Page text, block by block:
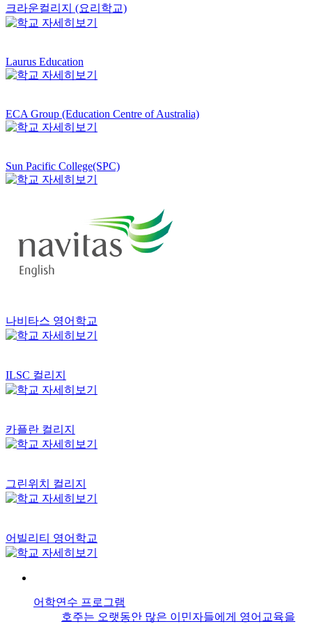
크라운컬리지 (요리학교)
Laurus Education
ECA Group (Education Centre of Australia)
Sun Pacific College(SPC)
나비타스 영어학교
ILSC 컬리지
카플란 컬리지
그린위치 컬리지
어빌리티 영어학교
어학연수 프로그램
호주는 오랫동안 많은 이민자들에게 영어교육을